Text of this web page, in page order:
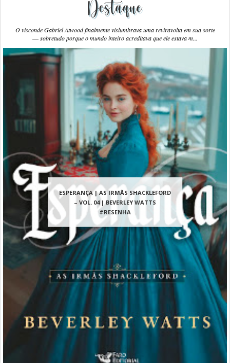
Destaque
ESPERANÇA | AS IRMÃS SHACKLEFORD
– VOL. 04 | BEVERLEY WATTS
#RESENHA
O visconde Gabriel Atwood finalmente vislumbrava uma reviravolta em sua sorte
― sobretudo porque o mundo inteiro acreditava que ele estava m...